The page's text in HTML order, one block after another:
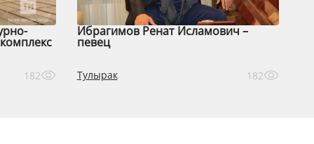
182
Ибрагимов Ренат Исламович –
певец
Тулырак 182